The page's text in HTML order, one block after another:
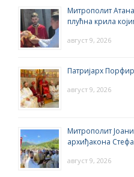
Митрополит
плућна крила
август 9, 2026
Патријарх
август 9, 2026
Митрополит
архиђакона
август 9, 2026